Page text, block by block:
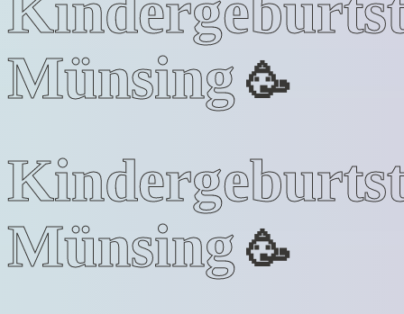
Münsing 🥳
Münsing 🥳